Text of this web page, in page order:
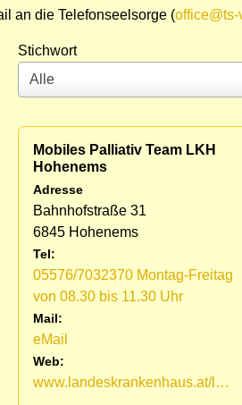
an die Telefonseelsorge (
Stichwort
Alle
Mobiles Palliativ Team LKH
Hohenems
Adresse
Bahnhofstraße 31
6845 Hohenems
Tel:
05576/7032370 Montag-Freitag
von 08.30 bis 11.30 Uhr
Mail:
eMail
Web:
www.landeskrankenhaus.at/leistungsangebot/fuer-patienten/medizinische-fachbereiche/lkh-hohenems/palliativstation/mobiles-palliativteam-vorarlberg